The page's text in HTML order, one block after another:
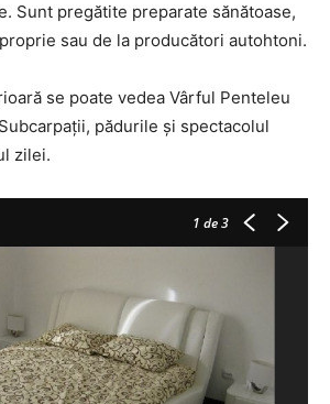
Sunt pregătite preparate sănătoase,
sau de la producători autohtoni.
se poate vedea Vârful Penteleu
pădurile şi spectacolul
zilei.
1 de 3